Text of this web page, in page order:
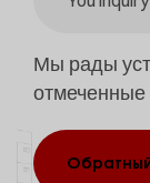
Мы рады
отмеченные